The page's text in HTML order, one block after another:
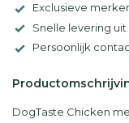
Exclusieve
Snelle levering
Persoonlijk
DogTaste Chicken